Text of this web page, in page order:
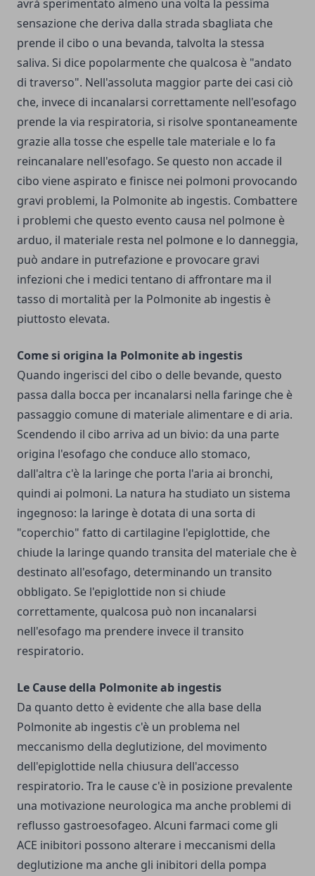
avrà sperimentato almeno una volta la pessima
sensazione che deriva dalla strada sbagliata che
prende il cibo o una bevanda, talvolta la stessa
saliva. Si dice popolarmente che qualcosa è "andato
di traverso". Nell'assoluta maggior parte dei casi ciò
che, invece di incanalarsi correttamente nell'esofago
prende la via respiratoria, si risolve spontaneamente
grazie alla tosse che espelle tale materiale e lo fa
reincanalare nell'esofago. Se questo non accade il
cibo viene aspirato e finisce nei polmoni provocando
gravi problemi, la Polmonite ab ingestis. Combattere
i problemi che questo evento causa nel polmone è
arduo, il materiale resta nel polmone e lo danneggia,
può andare in putrefazione e provocare gravi
infezioni che i medici tentano di affrontare ma il
tasso di mortalità per la Polmonite ab ingestis è
piuttosto elevata.
Come si origina la Polmonite ab ingestis
Quando ingerisci del cibo o delle bevande, questo
passa dalla bocca per incanalarsi nella faringe che è
passaggio comune di materiale alimentare e di aria.
Scendendo il cibo arriva ad un bivio: da una parte
origina l'esofago che conduce allo stomaco,
dall'altra c'è la laringe che porta l'aria ai bronchi,
quindi ai polmoni. La natura ha studiato un sistema
ingegnoso: la laringe è dotata di una sorta di
"coperchio" fatto di cartilagine l'epiglottide, che
chiude la laringe quando transita del materiale che è
destinato all'esofago, determinando un transito
obbligato. Se l'epiglottide non si chiude
correttamente, qualcosa può non incanalarsi
nell'esofago ma prendere invece il transito
respiratorio.
Le Cause della Polmonite ab ingestis
Da quanto detto è evidente che alla base della
Polmonite ab ingestis c'è un problema nel
meccanismo della deglutizione, del movimento
dell'epiglottide nella chiusura dell'accesso
respiratorio. Tra le cause c'è in posizione prevalente
una motivazione neurologica ma anche problemi di
reflusso gastroesofageo. Alcuni farmaci come gli
ACE inibitori possono alterare i meccanismi della
deglutizione ma anche gli inibitori della pompa